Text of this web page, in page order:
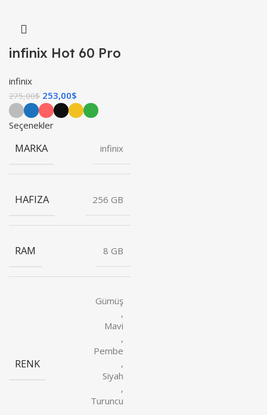
infinix Hot 60 Pro
infinix
275,00$ 253,00$
Seçenekler
MARKA infinix
HAFIZA 256 GB
RAM 8 GB
RENK
Gümüş
,
Mavi
,
Pembe
,
Siyah
,
Turuncu